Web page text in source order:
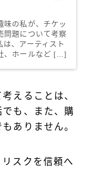
味の私が、チケッ
問題について考察
、アーティスト
、ホールなど […]
えることは、
も、また、購
ありません。
スクを信頼へ